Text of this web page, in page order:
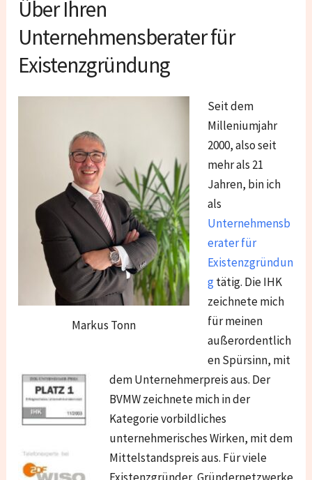
Über Ihren
Unternehmensberater für
Existenzgründung
Markus Tonn
Seit dem
Milleniumjahr
2000, also seit
mehr als 21
Jahren, bin ich
als
Unternehmensb
erater für
Existenzgründun
gtätig. Die IHK
zeichnete mich
für meinen
außerordentlich
en Spürsinn, mit
dem Unternehmerpreis aus. Der
BVMW zeichnete mich in der
Kategorie vorbildliches
unternehmerisches Wirken, mit dem
Mittelstandspreis aus. Für viele